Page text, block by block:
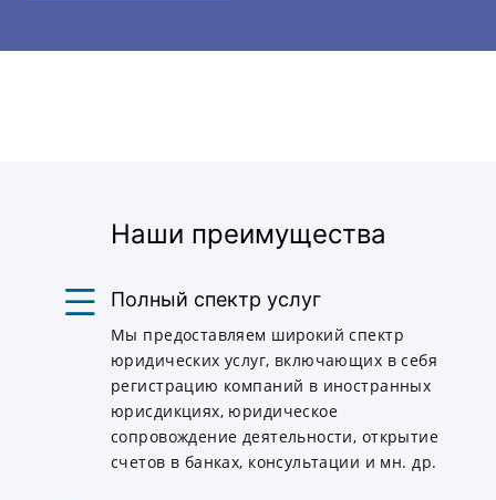
Наши преимущества
Полный спектр услуг
Мы предоставляем широкий спектр
юридических услуг, включающих в себя
регистрацию компаний в иностранных
юрисдикциях, юридическое
сопровождение деятельности, открытие
счетов в банках, консультации и мн. др.